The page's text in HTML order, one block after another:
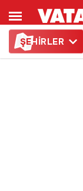
ŞEHİRLER